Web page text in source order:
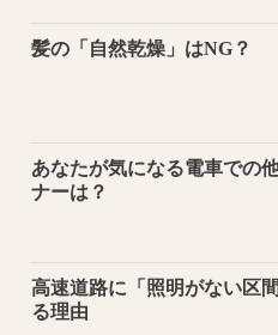
髪の「自然乾燥」はNG？
あなたが気になる電車での
ナーは？
高速道路に「照明がない区
る理由